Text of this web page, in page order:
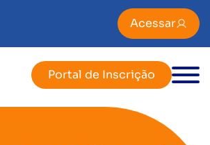
Acessar
Portal de Inscrição